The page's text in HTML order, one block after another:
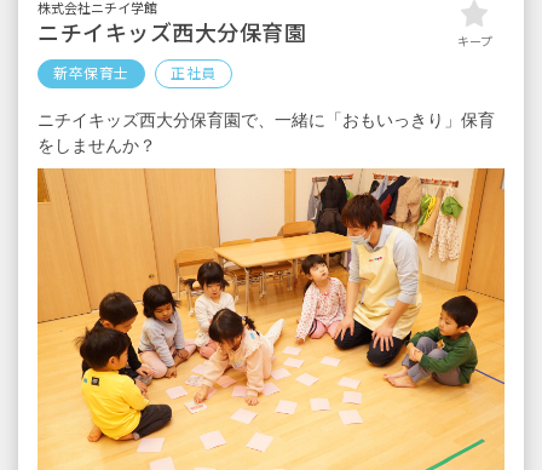
■賞与年2回（6月／12月）2024年度実績：全国
※評価期間中に基準に満たす勤務実績がない
※試用期間3カ月／同条件
株式会社ニチイ学館
ニチイキッズ西大分保育園
新卒保育士 正社員
キープ
ニチイキッズ西大分保育園で、一緒に「おもいっきり」保育
をしませんか？